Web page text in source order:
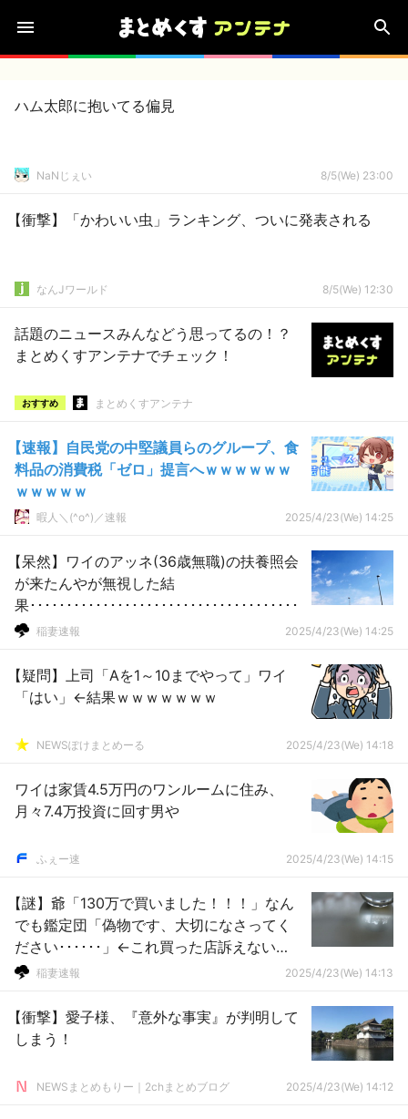
ハム太郎に抱いてる偏見
NaNじぇい 8/5(We) 23:00
【衝撃】「かわいい虫」ランキング、ついに発表される
なんJワールド 8/5(We) 12:30
話題のニュースみんなどう思ってるの！？
まとめくすアンテナでチェック！
おすすめ まとめくすアンテナ
【速報】自民党の中堅議員らのグループ、食
料品の消費税「ゼロ」提言へｗｗｗｗｗｗ
ｗｗｗｗｗ
暇人＼(^o^)／速報 2025/4/23(We) 14:25
【呆然】ワイのアッネ(36歳無職)の扶養照会
が来たんやが無視した結
果･････････････････････････････････････
稲妻速報 2025/4/23(We) 14:25
【疑問】上司「Aを1～10までやって」ワイ
「はい」←結果ｗｗｗｗｗｗｗ
NEWSぽけまとめーる 2025/4/23(We) 14:18
ワイは家賃4.5万円のワンルームに住み、
月々7.4万投資に回す男や
ふぇー速 2025/4/23(We) 14:15
【謎】爺「130万で買いました！！！」なん
でも鑑定団「偽物です、大切になさってく
ださい･･････」←これ買った店訴えない
の？？？？？？？？？？？？
稲妻速報 2025/4/23(We) 14:13
【衝撃】愛子様、『意外な事実』が判明して
しまう！
NEWSまとめもりー｜2chまとめブログ 2025/4/23(We) 14:12